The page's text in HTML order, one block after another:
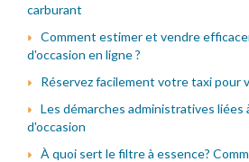
carburant
Comment estimer et vendre
d'occasion en ligne ?
Réservez facilement votre taxi pour
Les démarches administratives liées
d'occasion
À quoi sert le filtre à essence?